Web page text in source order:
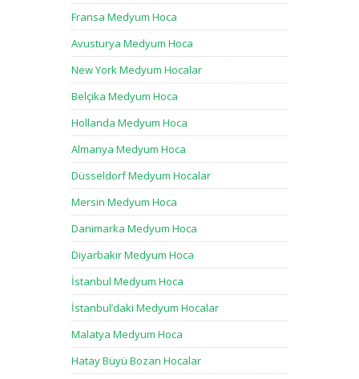
Fransa Medyum Hoca
Avusturya Medyum Hoca
New York Medyum Hocalar
Belçika Medyum Hoca
Hollanda Medyum Hoca
Almanya Medyum Hoca
Düsseldorf Medyum Hocalar
Mersin Medyum Hoca
Danimarka Medyum Hoca
Diyarbakır Medyum Hoca
İstanbul Medyum Hoca
İstanbul’daki Medyum Hocalar
Malatya Medyum Hoca
Hatay Büyü Bozan Hocalar